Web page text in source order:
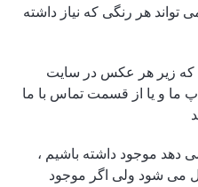
هر رنگی که نیاز داشته
، که زیر هر عکس در سایت
ما و یا از قسمت تماس با ما
موجود داشته باشیم ،
می شود ولی اگر موجود